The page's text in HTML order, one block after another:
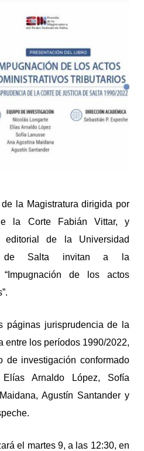
la Magistratura dirigida por
la Corte Fabián Vittar, y
editorial de la Universidad
de Salta invitan a la
de los actos
páginas jurisprudencia de la
entre los períodos 1990/2022,
de investigación conformado
Arnaldo López, Sofía
Agustín Santander y
el martes 9, a las 12:30, en